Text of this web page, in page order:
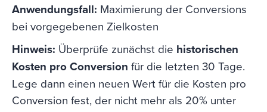
Anwendungsfall: Maximierung der Conversions
bei vorgegebenen Zielkosten
Hinweis: Überprüfe zunächst die historischen
Kosten pro Conversion für die letzten 30 Tage.
Lege dann einen neuen Wert für die Kosten pro
Conversion fest, der nicht mehr als 20% unter